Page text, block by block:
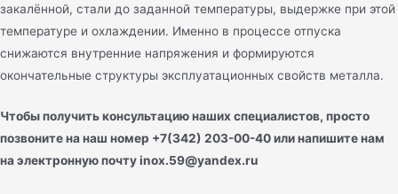
закалённой, стали до заданной температуры, выдержке при этой
температуре и охлаждении. Именно в процессе отпуска
снижаются внутренние напряжения и формируются
окончательные структуры эксплуатационных свойств металла.
Чтобы получить консультацию наших специалистов, просто
позвоните на наш номер +7(342) 203-00-40 или напишите нам
на электронную почту inox.59@yandex.ru